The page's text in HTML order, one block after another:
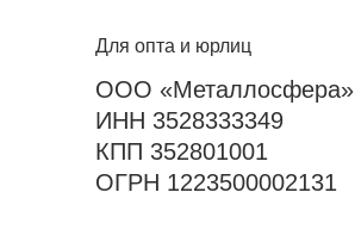
Для опта и юрлиц
ООО «Металлосфера»
ИНН 3528333349
КПП 352801001
ОГРН 1223500002131